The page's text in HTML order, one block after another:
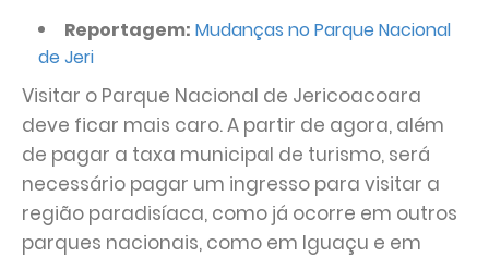
Reportagem: Mudanças no Parque Nacional
de Jeri
Visitar o Parque Nacional de Jericoacoara
deve ficar mais caro. A partir de agora, além
de pagar a taxa municipal de turismo, será
necessário pagar um ingresso para visitar a
região paradisíaca, como já ocorre em outros
parques nacionais, como em Iguaçu e em